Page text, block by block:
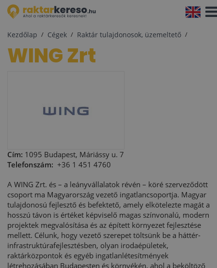
Kezdőlap Cégek Raktár tulajdonosok, üzemeltető
WING Zrt
Cím: 1095 Budapest, Máriássy u. 7
Telefonszám: +36 1 451 4760
A WING Zrt. és – a leányvállalatok révén – köré szerveződött
csoport ma Magyarország vezető ingatlancsoportja. Magyar
tulajdonosú fejlesztő és befektető, amely elkötelezte magát a
hosszú távon is értéket képviselő magas színvonalú, modern
projektek megvalósítása és az épített környezet fejlesztése
mellett. Célunk, hogy vezető szerepet töltsünk be a háttér-
infrastruktúrafejlesztésben, olyan irodaépületek,
raktárközpontok és egyéb ingatlanlétesítmények
létrehozásában Budapesten és környékén, ahol a beköltöző